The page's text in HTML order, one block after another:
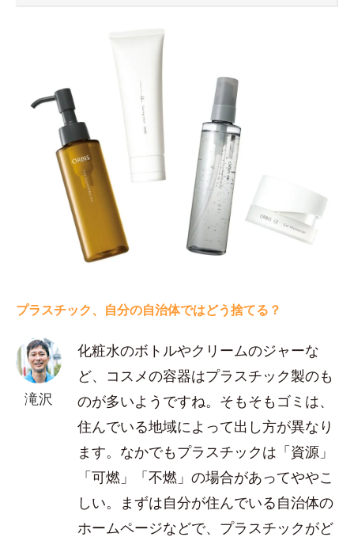
プラスチック、自分の自治体ではどう捨てる？
滝沢
化粧水のボトルやクリームのジャーな
ど、コスメの容器はプラスチック製のも
のが多いようですね。そもそもゴミは、
住んでいる地域によって出し方が異なり
ます。なかでもプラスチックは「資源」
「可燃」「不燃」の場合があってややこ
しい。まずは自分が住んでいる自治体の
ホームページなどで、プラスチックがど